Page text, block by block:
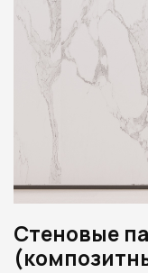
Стеновые